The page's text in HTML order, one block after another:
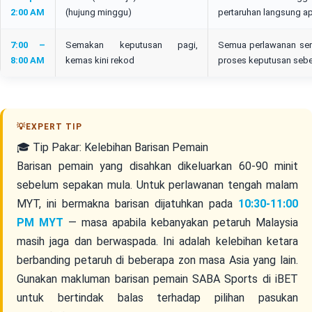
2:00 AM
(hujung minggu)
pertaruhan langsung
7:00 –
8:00 AM
Semakan keputusan pagi,
kemas kini rekod
Semua perlawanan
proses keputusan
🎓 Tip Pakar: Kelebihan Barisan Pemain
Barisan pemain yang disahkan dikeluarkan 60-90 minit
sebelum sepakan mula. Untuk perlawanan tengah malam
MYT, ini bermakna barisan dijatuhkan pada 10:30-11:00
PM MYT — masa apabila kebanyakan petaruh Malaysia
masih jaga dan berwaspada. Ini adalah kelebihan ketara
berbanding petaruh di beberapa zon masa Asia yang lain.
Gunakan makluman barisan pemain SABA Sports di iBET
untuk bertindak balas terhadap pilihan pasukan